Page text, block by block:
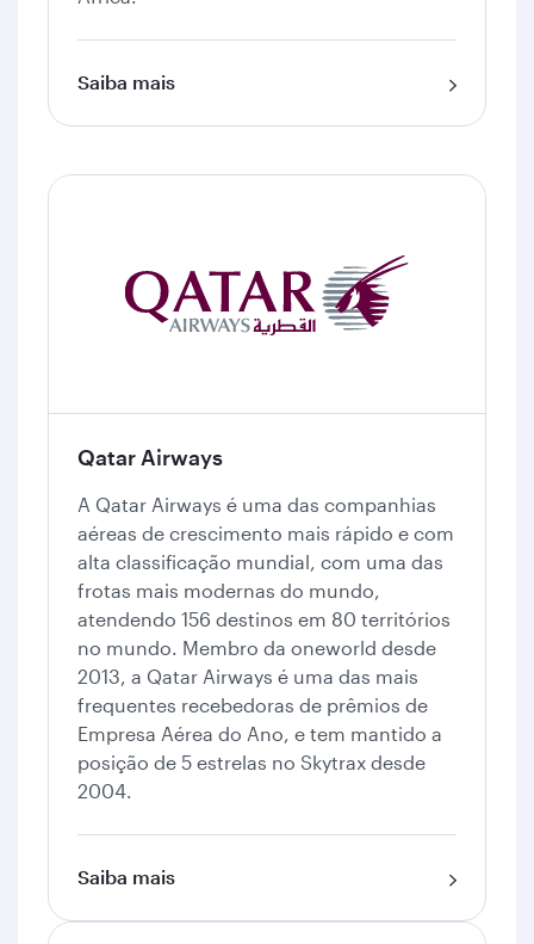
Saiba mais
Qatar Airways
A Qatar Airways é uma das companhias
aéreas de crescimento mais rápido e com
alta classificação mundial, com uma das
frotas mais modernas do mundo,
atendendo 156 destinos em 80 territórios
no mundo. Membro da oneworld desde
2013, a Qatar Airways é uma das mais
frequentes recebedoras de prêmios de
Empresa Aérea do Ano, e tem mantido a
posição de 5 estrelas no Skytrax desde
2004.
Saiba mais